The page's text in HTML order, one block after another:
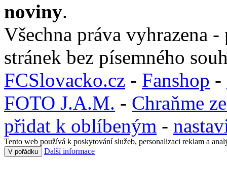
noviny.
Všechna práva vyhrazena
stránek bez písemného
FCSlovacko.cz - Fanshop -
FOTO J.A.M. - Chraňme
přidat k oblíbeným -
Tento web používá k poskytování služeb, personalizaci reklam a
V pořádku Další informace